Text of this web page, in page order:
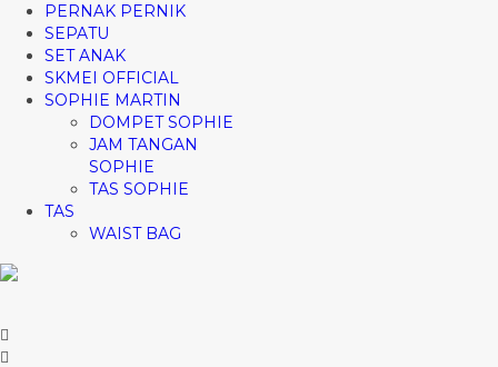
PERNAK PERNIK
SEPATU
SET ANAK
SKMEI OFFICIAL
SOPHIE MARTIN
DOMPET SOPHIE
JAM TANGAN
SOPHIE
TAS SOPHIE
TAS
WAIST BAG